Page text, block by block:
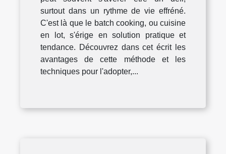
surtout dans un rythme de vie effréné.
C'est là que le batch cooking, ou cuisine
en lot, s'érige en solution pratique et
tendance. Découvrez dans cet écrit les
avantages de cette méthode et les
techniques pour l'adopter,...